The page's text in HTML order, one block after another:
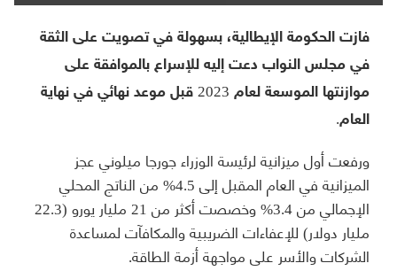
فازت الحكومة الإيطالية، بسهولة في تصويت على الثقة
في مجلس النواب دعت إليه للإسراع بالموافقة على
موازنتها الموسعة لعام 2023 قبل موعد نهائي في نهاية
العام.
ورفعت أول ميزانية لرئيسة الوزراء جورجا ميلوني عجز
الميزانية في العام المقبل إلى 4.5% من الناتج المحلي
الإجمالي من 3.4% وخصصت أكثر من 21 مليار يورو (22.3
مليار دولار) للإعفاءات الضريبية والمكافآت لمساعدة
الشركات والأسر على مواجهة أزمة الطاقة.